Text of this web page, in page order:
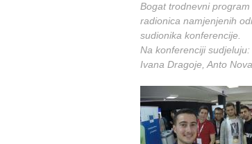
Bogat trodnevni
radionica namjenjenih
sudionika konferencije.
Na konferenciji
Ivana Dragoje, Anto